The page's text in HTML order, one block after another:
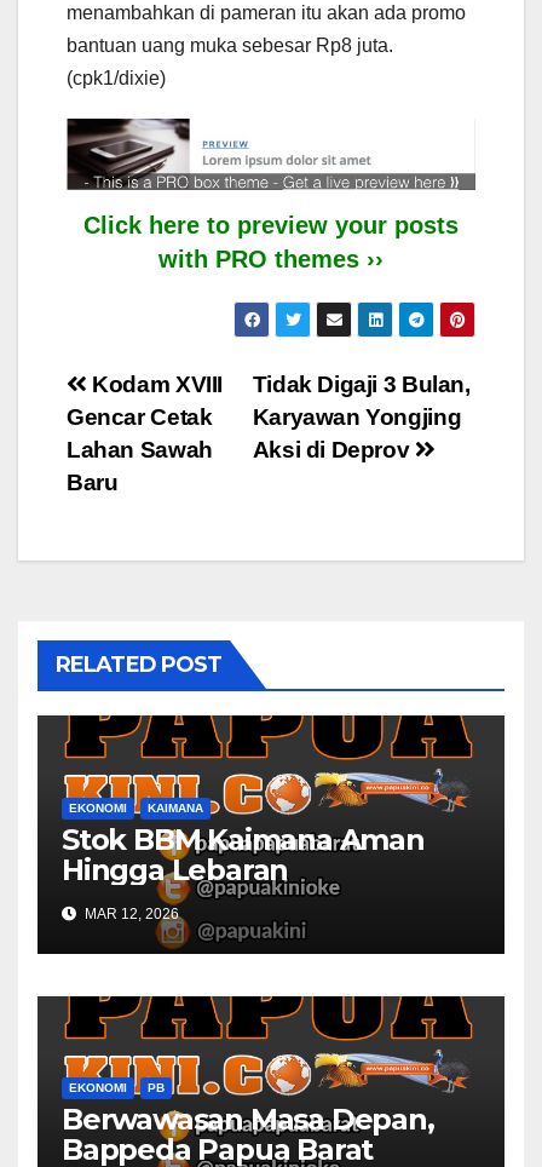
menambahkan di pameran itu akan ada promo
bantuan uang muka sebesar Rp8 juta.
(cpk1/dixie)
Click here to preview your posts
with PRO themes ››
Post
navigation
Tidak Digaji 3 Bulan,
Karyawan Yongjing
Aksi di Deprov
Kodam XVIII
Gencar Cetak
Lahan Sawah
Baru
RELATED POST
EKONOMI KAIMANA
Stok BBM Kaimana Aman
Hingga Lebaran
MAR 12, 2026
EKONOMI PB
Berwawasan Masa Depan,
Bappeda Papua Barat